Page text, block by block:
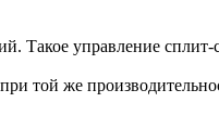
Такое управление
той же